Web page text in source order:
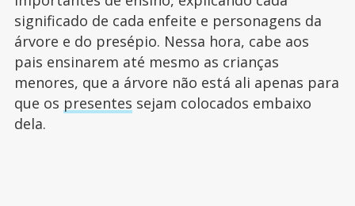
significado de cada enfeite e personagens da
árvore e do presépio. Nessa hora, cabe aos
pais ensinarem até mesmo as crianças
menores, que a árvore não está ali apenas para
que os presentes sejam colocados embaixo
dela.